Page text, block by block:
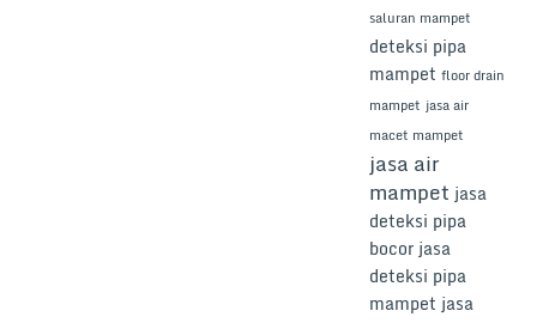
saluran mampet
deteksi pipa
mampet floor drain
mampet jasa air
macet mampet
jasa air
mampet jasa
deteksi pipa
bocor jasa
deteksi pipa
mampet jasa